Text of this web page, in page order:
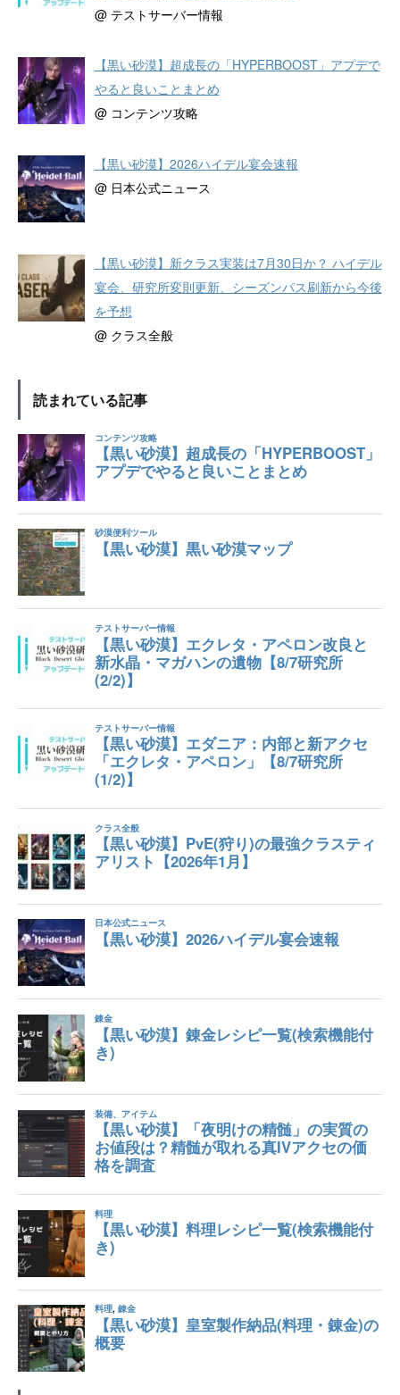
@ テストサーバー情報
【黒い砂漠】超成長の「HYPERBOOST」アプデで
やると良いことまとめ
@ コンテンツ攻略
【黒い砂漠】2026ハイデル宴会速報
@ 日本公式ニュース
【黒い砂漠】新クラス実装は7月30日か？ ハイデル
宴会、研究所変則更新、シーズンパス刷新から今後
を予想
@ クラス全般
読まれている記事